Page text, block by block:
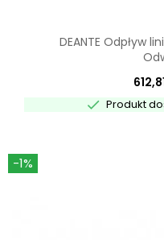
DEANTE Odpływ
 Produkt
-1%